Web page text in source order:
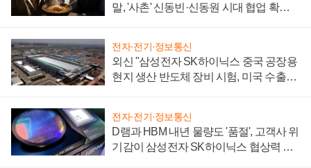
말, '사촌' 신동빈·신동원 시대 협업 확대
전자·전기·정보통신
외신 "삼성전자 SK하이닉스 중국 공장용
현지 생산 반도체 장비 시험, 미국 수출통
전자·전기·정보통신
D램과 HBM 내년 물량도 '품절', 고객사 위
기감이 삼성전자 SK하이닉스 협상력 더